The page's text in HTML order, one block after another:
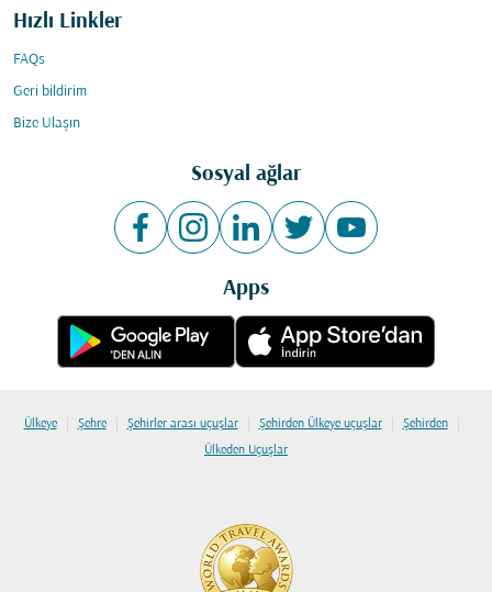
Hızlı Linkler
FAQs
Geri bildirim
Bize Ulaşın
Sosyal ağlar
Apps
Ülkeye | Şehre | Şehirler arası uçuşlar | Şehirden Ülkeye uçuşlar | Şehirden |
Ülkeden Uçuşlar